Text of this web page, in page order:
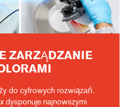
ZARZĄDZANIE
do cyfrowych rozwiązań.
dysponuje najnowszymi